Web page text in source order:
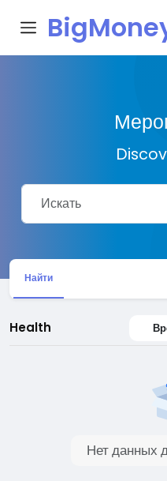
Найти
Health
Нет данных